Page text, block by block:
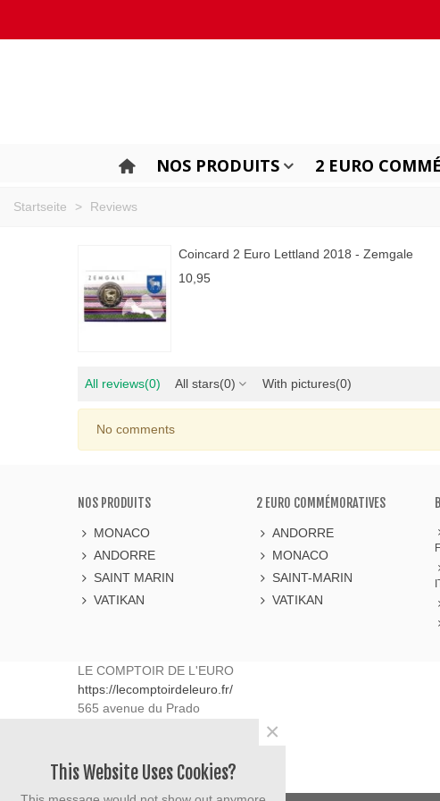
NOS PRODUITS 2 EURO
Startseite > Reviews
Coincard 2 Euro Lettland 2018 - Zemgale
10,95
All reviews(0) All stars(0) With pictures(0)
No comments
NOS PRODUITS
MONACO
ANDORRE
SAINT MARIN
VATIKAN
2 EURO COMMÉMORATIVES
ANDORRE
MONACO
SAINT-MARIN
VATIKAN
LE COMPTOIR DE L'EURO
https://lecomptoirdeleuro.fr/
565 avenue du Prado
06.40.90.50.63
contact@lecomptoirdeleuro.fr
This Website Uses Cookies?
×